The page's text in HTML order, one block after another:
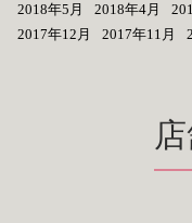
2018年5月
2018年4月
2017年12月
2017年11月